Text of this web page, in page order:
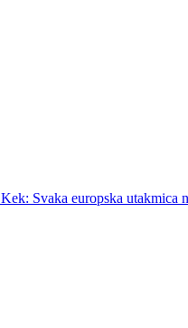
Kek: Svaka europska utakmica